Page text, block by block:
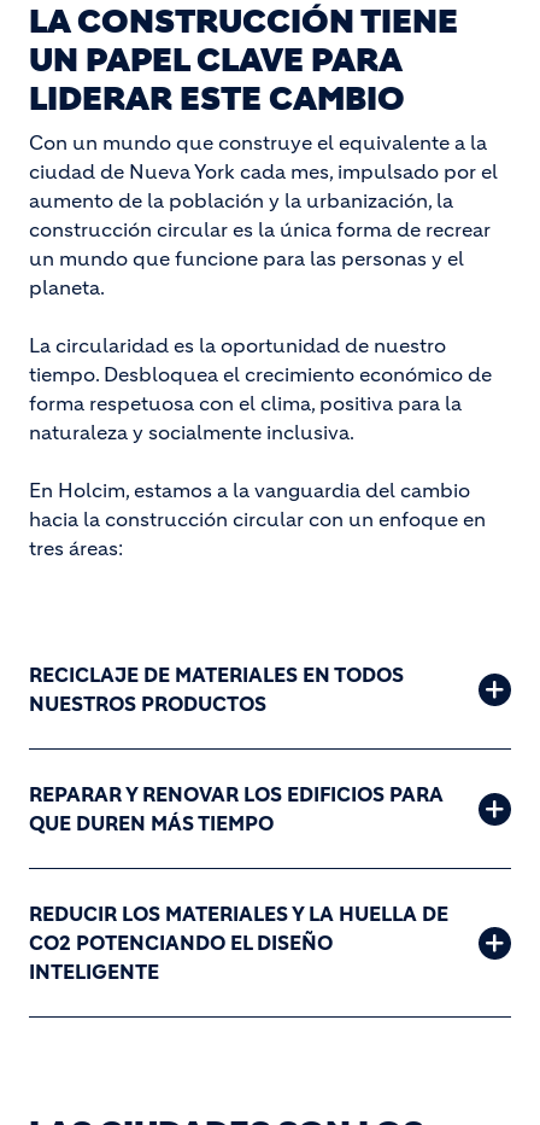
LA CONSTRUCCIÓN TIENE
UN PAPEL CLAVE PARA
LIDERAR ESTE CAMBIO
Con un mundo que construye el equivalente a la
ciudad de Nueva York cada mes, impulsado por el
aumento de la población y la urbanización, la
construcción circular es la única forma de recrear
un mundo que funcione para las personas y el
planeta.
La circularidad es la oportunidad de nuestro
tiempo. Desbloquea el crecimiento económico de
forma respetuosa con el clima, positiva para la
naturaleza y socialmente inclusiva.
En Holcim, estamos a la vanguardia del cambio
hacia la construcción circular con un enfoque en
tres áreas:
RECICLAJE DE MATERIALES EN TODOS
NUESTROS PRODUCTOS
REPARAR Y RENOVAR LOS EDIFICIOS PARA
QUE DUREN MÁS TIEMPO
REDUCIR LOS MATERIALES Y LA HUELLA DE
CO2 POTENCIANDO EL DISEÑO
INTELIGENTE